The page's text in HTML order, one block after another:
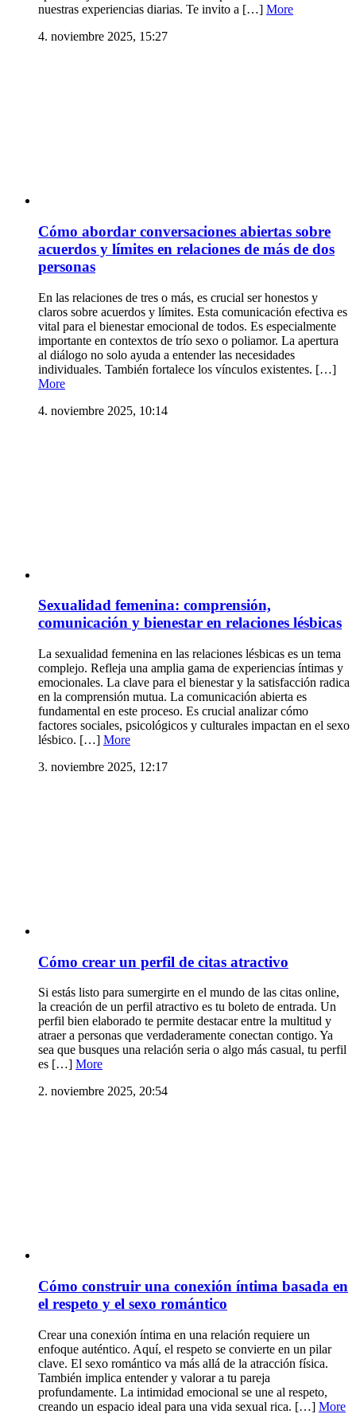
nuestras experiencias diarias. Te invito a […] More
4. noviembre 2025, 15:27
Cómo abordar conversaciones abiertas sobre
acuerdos y límites en relaciones de más de dos
personas
En las relaciones de tres o más, es crucial ser honestos y
claros sobre acuerdos y límites. Esta comunicación efectiva es
vital para el bienestar emocional de todos. Es especialmente
importante en contextos de trío sexo o poliamor. La apertura
al diálogo no solo ayuda a entender las necesidades
individuales. También fortalece los vínculos existentes. […]
More
4. noviembre 2025, 10:14
Sexualidad femenina: comprensión,
comunicación y bienestar en relaciones lésbicas
La sexualidad femenina en las relaciones lésbicas es un tema
complejo. Refleja una amplia gama de experiencias íntimas y
emocionales. La clave para el bienestar y la satisfacción radica
en la comprensión mutua. La comunicación abierta es
fundamental en este proceso. Es crucial analizar cómo
factores sociales, psicológicos y culturales impactan en el sexo
lésbico. […] More
3. noviembre 2025, 12:17
Cómo crear un perfil de citas atractivo
Si estás listo para sumergirte en el mundo de las citas online,
la creación de un perfil atractivo es tu boleto de entrada. Un
perfil bien elaborado te permite destacar entre la multitud y
atraer a personas que verdaderamente conectan contigo. Ya
sea que busques una relación seria o algo más casual, tu perfil
es […] More
2. noviembre 2025, 20:54
Cómo construir una conexión íntima basada en
el respeto y el sexo romántico
Crear una conexión íntima en una relación requiere un
enfoque auténtico. Aquí, el respeto se convierte en un pilar
clave. El sexo romántico va más allá de la atracción física.
También implica entender y valorar a tu pareja
profundamente. La intimidad emocional se une al respeto,
creando un espacio ideal para una vida sexual rica. […] More